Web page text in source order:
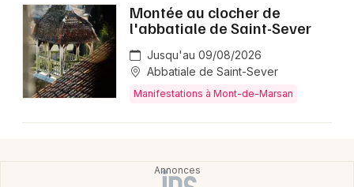
Montée au clocher de
l'abbatiale de Saint-Sever
Jusqu'au 09/08/2026
Abbatiale de Saint-Sever
Manifestations à Mont-de-Marsan